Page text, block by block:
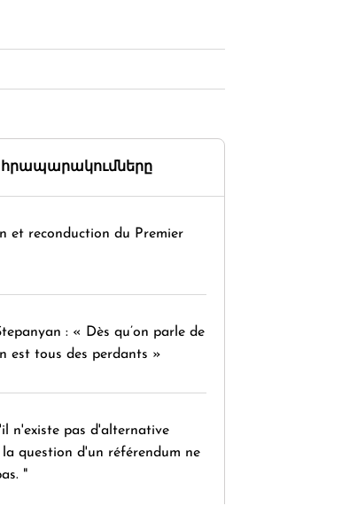
հրապարակումները
et reconduction du Premier
: « Dès qu’on parle de
est tous des perdants »
n'existe pas d'alternative
la question d'un référendum ne
"